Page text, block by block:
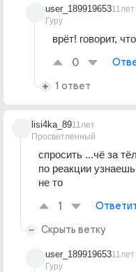
user_189919653
Гуру
11лет
врёт! говорит,
0
1 ответ
lisi4ka_89
Просветленный
11лет
спросить ...чё за
по реакции
не то
1
Скрыть ветку
user_189919653
Гуру
11лет